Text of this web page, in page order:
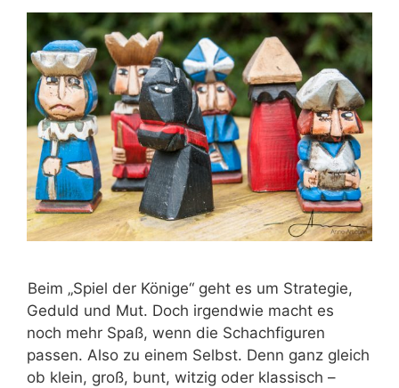
Beim „Spiel der Könige“ geht es um Strategie,
Geduld und Mut. Doch irgendwie macht es
noch mehr Spaß, wenn die Schachfiguren
passen. Also zu einem Selbst. Denn ganz gleich
ob klein, groß, bunt, witzig oder klassisch –